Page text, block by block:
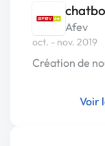
Afev
oct. - nov. 2019
Création de
Voir